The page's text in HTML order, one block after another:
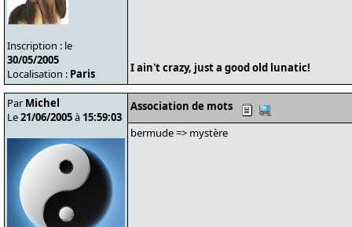
Inscription : le
30/05/2005
Localisation : Paris I ain't crazy, just a good old lunatic!
Par Michel
Le21/06/2005à 15:59:03
Association de mots
bermude => mystère